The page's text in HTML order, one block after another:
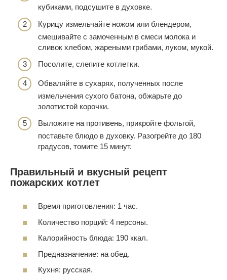
кубиками, подсушите в духовке.
Курицу измельчайте ножом или блендером,
смешивайте с замоченным в смеси молока и
сливок хлебом, жареными грибами, луком, мукой.
Посолите, слепите котлетки.
Обваляйте в сухарях, полученных после
измельчения сухого батона, обжарьте до
золотистой корочки.
Выложите на противень, прикройте фольгой,
поставьте блюдо в духовку. Разогрейте до 180
градусов, томите 15 минут.
Правильный и вкусный рецепт
пожарских котлет
Время приготовления: 1 час.
Количество порций: 4 персоны.
Калорийность блюда: 190 ккал.
Предназначение: на обед.
Кухня: русская.